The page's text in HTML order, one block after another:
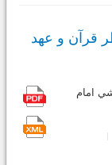
قرآن و عهد
امام